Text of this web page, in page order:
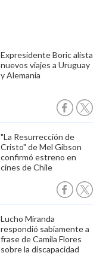
Expresidente Boric alista
nuevos viajes a Uruguay
y Alemania
"La Resurrección de
Cristo" de Mel Gibson
confirmó estreno en
cines de Chile
Lucho Miranda
respondió sabiamente a
frase de Camila Flores
sobre la discapacidad